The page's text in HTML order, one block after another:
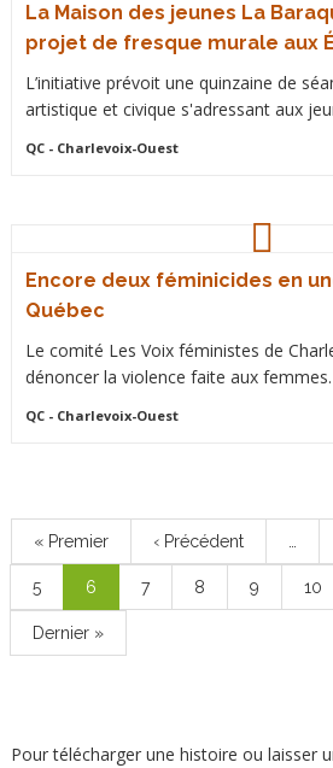
La Maison des jeunes La
projet de fresque murale aux
L’initiative prévoit une quinzaine de
artistique et civique s'adressant aux
QC- Charlevoix-Ouest
Encore deux féminicides en
Québec
Le comité Les Voix féministes de
dénoncer la violence faite aux femmes.
QC- Charlevoix-Ouest
Première
page
« Premier
Page
précédente
‹ Précédent
Page
5
Page
courante
6 Page
7 Page
8 Page
9 Page
10
Dernière
page
Dernier »
Pour télécharger une histoire ou laisser